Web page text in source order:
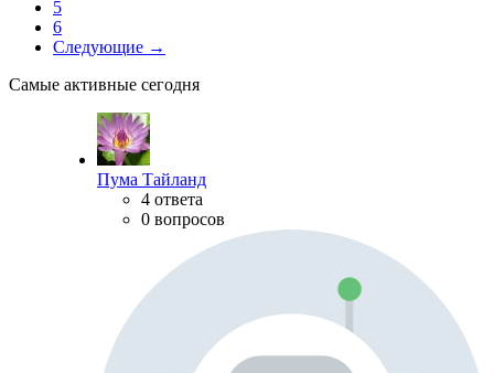
5
6
Следующие →
Самые активные сегодня
Пума Тайланд
4 ответа
0 вопросов